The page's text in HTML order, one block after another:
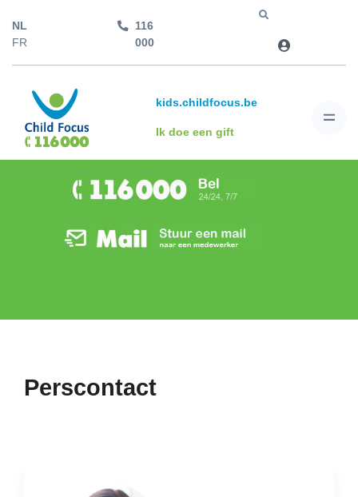
NL
FR
116
000
kids.childfocus.be
Ik doe een gift
Perscontact